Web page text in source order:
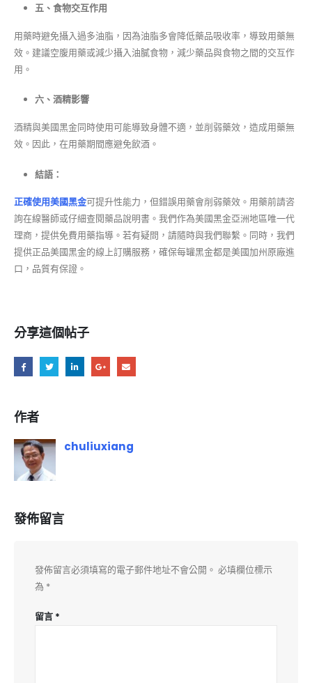
五、食物交互作用
用藥時避免攝入過多油脂，因為油脂多會降低藥品吸收率，導致用藥無
效。建議空腹用藥或減少攝入油膩食物，減少藥品與食物之間的交互作
用。
六、酒精影響
酒精與美國黑金同時使用可能導致身體不適，並削弱藥效，造成用藥無
效。因此，在用藥期間應避免飲酒。
結語：
正確使用美國黑金可提升性能力，但錯誤用藥會削弱藥效。用藥前請咨
詢在線醫師或仔細查閱藥品說明書。我們作為美國黑金亞洲地區唯一代
理商，提供免費用藥指導。若有疑問，請隨時與我們聯繫。同時，我們
提供正品美國黑金的線上訂購服務，確保每罐黑金都是美國加州原廠進
口，品質有保證。
分享這個帖子
作者
chuliuxiang
發佈留言
發佈留言必須填寫的電子郵件地址不會公開。 必填欄位標示
為 *
留言 *